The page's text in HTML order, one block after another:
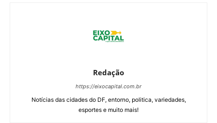
Redação
https://eixocapital.com.br
Notícias das cidades do DF, entorno, politica, variedades,
esportes e muito mais!